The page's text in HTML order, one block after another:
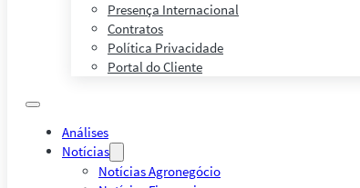
Presença Internacional
Contratos
Política Privacidade
Portal do Cliente
Análises
Notícias
Notícias Agronegócio